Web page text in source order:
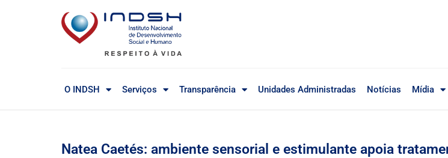
O INDSH Serviços Transparência Unidades Administradas Notícias Mídia
Natea Caetés: ambiente sensorial e estimulante apoia